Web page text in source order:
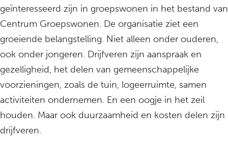
geïnteresseerd zijn in groepswonen in het bestand van
Centrum Groepswonen. De organisatie ziet een
groeiende belangstelling. Niet alleen onder ouderen,
ook onder jongeren. Drijfveren zijn aanspraak en
gezelligheid, het delen van gemeenschappelijke
voorzieningen, zoals de tuin, logeerruimte, samen
activiteiten ondernemen. En een oogje in het zeil
houden. Maar ook duurzaamheid en kosten delen zijn
drijfveren.